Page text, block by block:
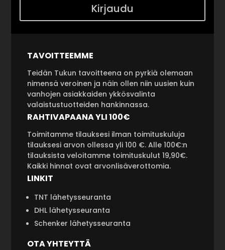
Kirjaudu
TAVOITTEEMME
Teidän Tukun tavoitteena on pyrkiä olemaan
nimensä veroinen ja näin ollen niin uusien kuin
vanhojen asiakkaiden ykkösvalinta
valaistustuotteiden hankinnassa.
RAHTIVAPAANA YLI 100€
Toimitamme tilauksesi ilman toimituskuluja
tilauksesi arvon ollessa yli 100 €. Alle 100€:n
tilauksista veloitamme toimituskulut 19,90€.
Kaikki hinnat ovat arvonlisäverottomia.
LINKIT
TNT lähetysseuranta
DHL lähetysseuranta
Schenker lähetysseuranta
OTA YHTEYTTÄ